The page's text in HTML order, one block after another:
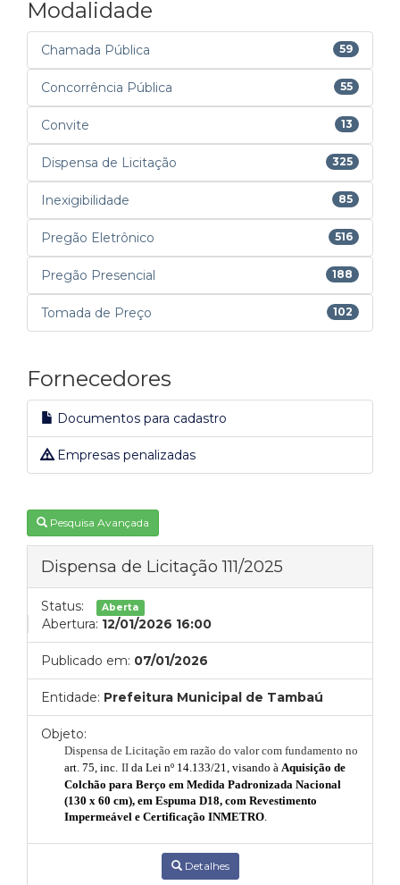
Modalidade
Chamada Pública 59
Concorrência Pública 55
Convite 13
Dispensa de Licitação 325
Inexigibilidade 85
Pregão Eletrônico 516
Pregão Presencial 188
Tomada de Preço 102
Fornecedores
Documentos para cadastro
Empresas penalizadas
Pesquisa Avançada
Dispensa de Licitação 111/2025
Status: Aberta
Abertura: 12/01/2026 16:00
Publicado em: 07/01/2026
Entidade: Prefeitura Municipal de Tambaú
Objeto:
Dispensa de Licitação em razão do valor com fundamento no
art. 75, inc. II da Lei nº 14.133/21, visando àAquisição de
Colchão para Berço em Medida Padronizada Nacional
(130 x 60 cm), em Espuma D18, com Revestimento
Impermeável e Certificação INMETRO.
Detalhes